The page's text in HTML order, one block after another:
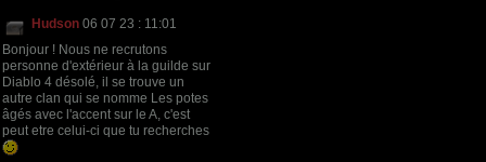
Hudson 06 07 23 : 11:01
Bonjour ! Nous ne recrutons
personne d'extérieur à la guilde sur
Diablo 4 désolé, il se trouve un
autre clan qui se nomme Les potes
âgés avec l'accent sur le A, c'est
peut etre celui-ci que tu recherches